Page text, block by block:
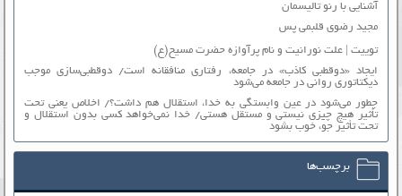
آشنایی با رنو تالیسمان
مجید رضوی قلبمی پس
توییت | علت نورانیت و نام پرآوازه حضرت مسیح(ع)
ایجاد «دوقطبی کاذب» در جامعه، رفتاری منافقانه است/ دوقطبی‌سازی موجب
دیکتاتوری روانی در جامعه می‌شود
چطور می‌شود در عین وابستگی به خدا، استقلال هم داشت؟/ اخلاص یعنی تحت
تأثیر هیچ چیزی نیستی و مستقل هستی/ خدا نمی‌خواهد کسی بدون استقلال و
تحت تأثیر جوّ، خوب بشود
برچسب‌ها